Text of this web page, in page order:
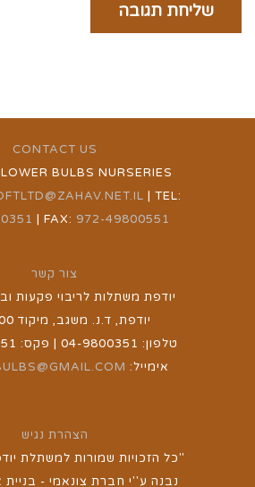
CONTACT US
BULBS NURSERIES
| TEL:
| FAX: 972-49800551
צור קשר
יודפת משתלות לריבוי פקעות
יודפת, ד.נ. משגב, מיקוד 2018000
אימייל:
"כל הזכויות שמורות למשתלת
נבנה ע''י חברת צונאמי - בניית
הצהרת נגיש